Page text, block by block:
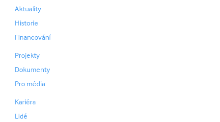
Aktuality
Historie
Financování
Projekty
Dokumenty
Pro média
Kariéra
Lidé